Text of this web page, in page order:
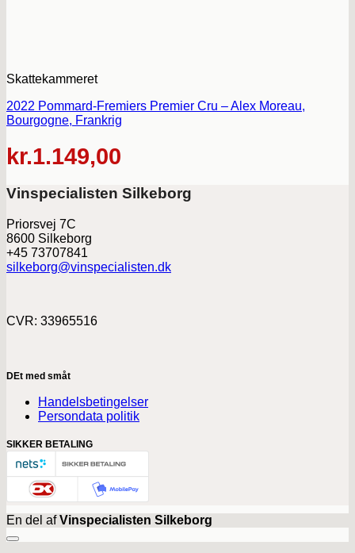
Skattekammeret
2022 Pommard-Fremiers Premier Cru – Alex Moreau,
Bourgogne, Frankrig
kr.1.149,00
Vinspecialisten Silkeborg
Priorsvej 7C
8600 Silkeborg
+45 73707841
silkeborg@vinspecialisten.dk
CVR: 33965516
DEt med småt
Handelsbetingelser
Persondata politik
SIKKER BETALING
En del afVinspecialisten Silkeborg